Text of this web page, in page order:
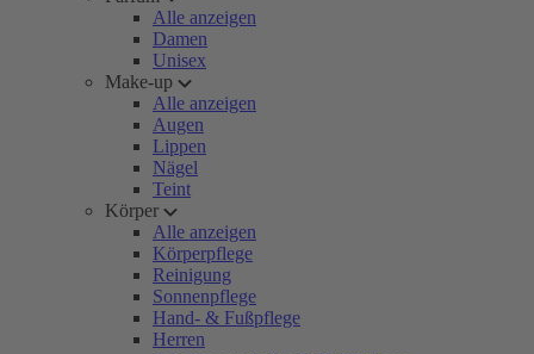
Alle anzeigen
Damen
Unisex
Make-up
Alle anzeigen
Augen
Lippen
Nägel
Teint
Körper
Alle anzeigen
Körperpflege
Reinigung
Sonnenpflege
Hand- & Fußpflege
Herren